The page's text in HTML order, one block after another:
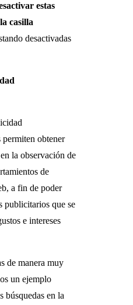
estas
casilla
desactivadas
permiten obtener
la observación de
de
a fin de poder
publicitarios que se
e intereses
de manera muy
un ejemplo
búsquedas en la